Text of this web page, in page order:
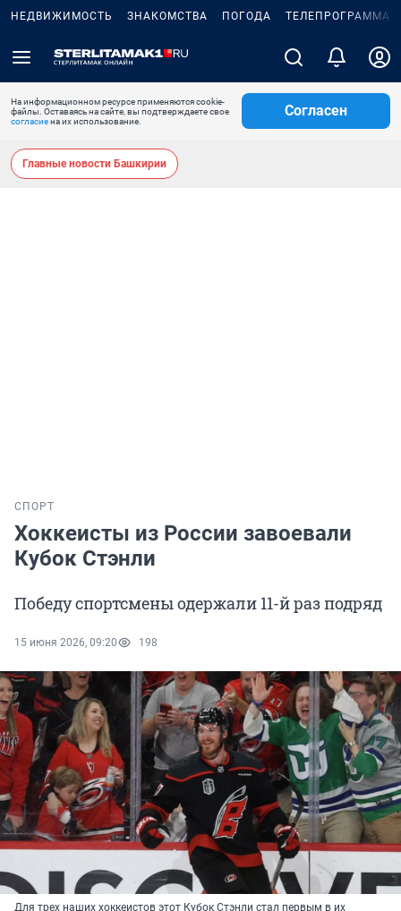
НЕДВИЖИМОСТЬ ЗНАКОМСТВА ПОГОДА ТЕЛЕПРОГРАММА
На информационном ресурсе применяются cookie-
файлы. Оставаясь на сайте, вы подтверждаете свое
согласиена их использование.
Согласен
Главные новости Башкирии
СПОРТ
Хоккеисты из России завоевали
Кубок Стэнли
Победу спортсмены одержали 11-й раз подряд
15 июня 2026, 09:20 198
Для трех наших хоккеистов этот Кубок Стэнли стал первым в их